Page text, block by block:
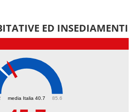
ED INSEDIAMENTI
media Italia 40.7 85.6